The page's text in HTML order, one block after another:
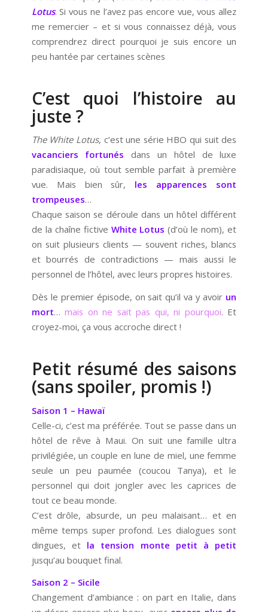
Lotus. Si vous ne l’avez pas encore vue, vous allez
me remercier – et si vous connaissez déjà, vous
comprendrez direct pourquoi je suis encore un
peu hantée par certaines scènes
C’est quoi l’histoire au
juste ?
The White Lotus, c’est une série HBO qui suit des
vacanciers fortunés dans un hôtel de luxe
paradisiaque, où tout semble parfait à première
vue. Mais bien sûr, les apparences sont
trompeuses…
Chaque saison se déroule dans un hôtel différent
de la chaîne fictive White Lotus (d’où le nom), et
on suit plusieurs clients — souvent riches, blancs
et bourrés de contradictions — mais aussi le
personnel de l’hôtel, avec leurs propres histoires.
Dès le premier épisode, on sait qu’il va y avoir un
mort…mais on ne sait pas qui, ni pourquoi. Et
croyez-moi, ça vous accroche direct !
Petit résumé des saisons
(sans spoiler, promis !)
Saison 1 – Hawaï
Celle-ci, c’est ma préférée. Tout se passe dans un
hôtel de rêve à Maui. On suit une famille ultra
privilégiée, un couple en lune de miel, une femme
seule un peu paumée (coucou Tanya), et le
personnel qui doit jongler avec les caprices de
tout ce beau monde.
C’est drôle, absurde, un peu malaisant… et en
même temps super profond. Les dialogues sont
dingues, et la tension monte petit à petit
jusqu’au bouquet final.
Saison 2 – Sicile
Changement d’ambiance : on part en Italie, dans